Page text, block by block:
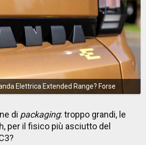
Elettrica Extended Range? Forse
di packaging: troppo grandi, le
per il fisico più asciutto del